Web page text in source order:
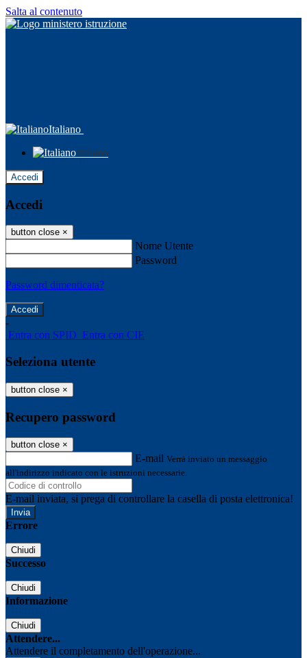
Salta al contenuto
Italiano
Italiano
Accedi
Accedi
button close ×
Nome Utente
Password
Password dimenticata?
-
Entra con SPID Entra con CIE
Seleziona utente
button close ×
Recupero password
button close ×
E-mail Verrà inviato un messaggio
all'indirizzo indicato con le istruzioni necessarie.
E-mail inviata, si prega di controllare la casella di posta elettronica!
Errore
Chiudi
Successo
Chiudi
Informazione
Chiudi
Attendere...
Attendere il completamento dell'operazione...